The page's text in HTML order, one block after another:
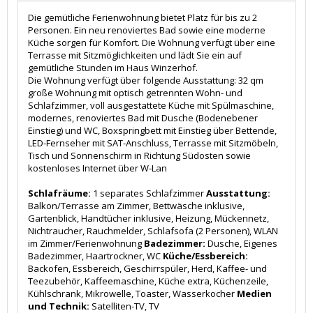
Die gemütliche Ferienwohnung bietet Platz für bis zu 2
Personen. Ein neu renoviertes Bad sowie eine moderne
Küche sorgen für Komfort. Die Wohnung verfügt über eine
Terrasse mit Sitzmöglichkeiten und lädt Sie ein auf
gemütliche Stunden im Haus Winzerhof.
Die Wohnung verfügt über folgende Ausstattung: 32 qm
große Wohnung mit optisch getrennten Wohn- und
Schlafzimmer, voll ausgestattete Küche mit Spülmaschine,
modernes, renoviertes Bad mit Dusche (Bodenebener
Einstieg) und WC, Boxspringbett mit Einstieg über Bettende,
LED-Fernseher mit SAT-Anschluss, Terrasse mit Sitzmöbeln,
Tisch und Sonnenschirm in Richtung Südosten sowie
kostenloses Internet über W-Lan
Schlafräume: 1 separates SchlafzimmerAusstattung:
Balkon/Terrasse am Zimmer, Bettwäsche inklusive,
Gartenblick, Handtücher inklusive, Heizung, Mückennetz,
Nichtraucher, Rauchmelder, Schlafsofa (2 Personen), WLAN
im Zimmer/Ferienwohnung Badezimmer: Dusche, Eigenes
Badezimmer, Haartrockner, WC Küche/Essbereich:
Backofen, Essbereich, Geschirrspüler, Herd, Kaffee- und
Teezubehör, Kaffeemaschine, Küche extra, Küchenzeile,
Kühlschrank, Mikrowelle, Toaster, Wasserkocher Medien
und Technik: Satelliten-TV, TV